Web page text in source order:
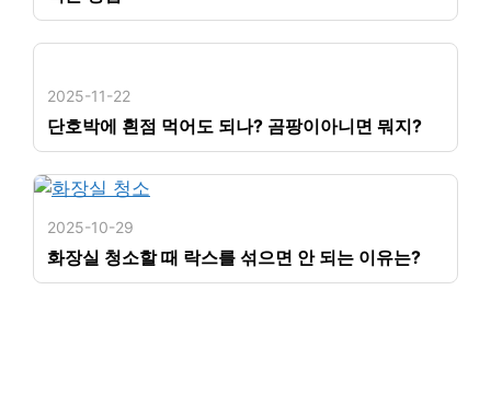
2025-11-22
단호박에 흰점 먹어도 되나? 곰팡이아니면 뭐지?
2025-10-29
화장실 청소할 때 락스를 섞으면 안 되는 이유는?